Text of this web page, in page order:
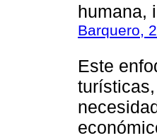
humana,
Barquero,
Este